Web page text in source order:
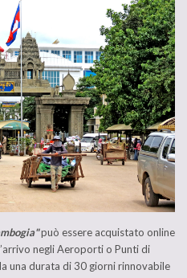
può essere acquistato online
negli Aeroporti o Punti di
una durata di 30 giorni rinnovabile